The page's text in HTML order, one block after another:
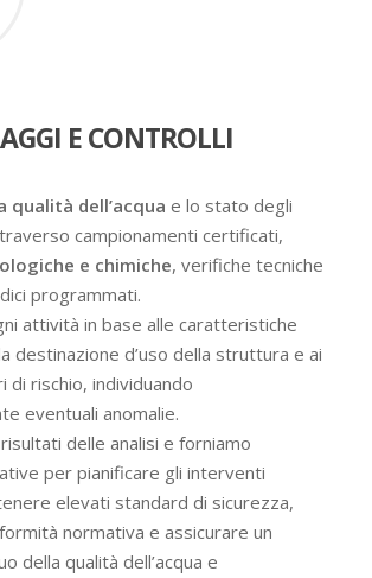
E CONTROLLI
qualità dell’acqua e lo stato degli
campionamenti certificati,
e chimiche, verifiche tecniche
programmati.
attività in base alle caratteristiche
destinazione d’uso della struttura e ai
rischio, individuando
eventuali anomalie.
delle analisi e forniamo
per pianificare gli interventi
elevati standard di sicurezza,
normativa e assicurare un
della qualità dell’acqua e